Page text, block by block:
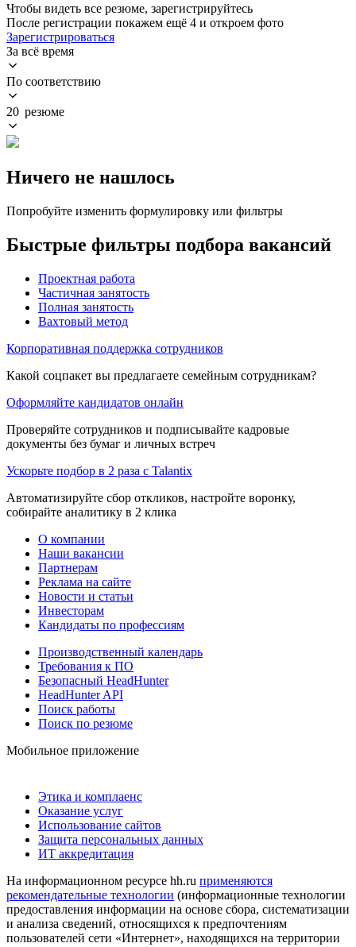
Чтобы видеть все резюме, зарегистрируйтесь
После регистрации покажем ещё 4 и откроем фото
Зарегистрироваться
За всё время
По соответствию
20 резюме
Ничего не нашлось
Попробуйте изменить формулировку или фильтры
Быстрые фильтры подбора вакансий
Проектная работа
Частичная занятость
Полная занятость
Вахтовый метод
Корпоративная поддержка сотрудников
Какой соцпакет вы предлагаете семейным сотрудникам?
Оформляйте кандидатов онлайн
Проверяйте сотрудников и подписывайте кадровые
документы без бумаг и личных встреч
Ускорьте подбор в 2 раза с Talantix
Автоматизируйте сбор откликов, настройте воронку,
собирайте аналитику в 2 клика
О компании
Наши вакансии
Партнерам
Реклама на сайте
Новости и статьи
Инвесторам
Кандидаты по профессиям
Производственный календарь
Требования к ПО
Безопасный HeadHunter
HeadHunter API
Поиск работы
Поиск по резюме
Мобильное приложение
Этика и комплаенс
Оказание услуг
Использование сайтов
Защита персональных данных
ИТ аккредитация
На информационном ресурсе hh.ru применяются
рекомендательные технологии (информационные технологии
предоставления информации на основе сбора, систематизации
и анализа сведений, относящихся к предпочтениям
пользователей сети «Интернет», находящихся на территории